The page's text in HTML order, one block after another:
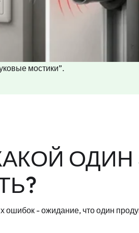
мостики”.
ошибок - ожидание, что один